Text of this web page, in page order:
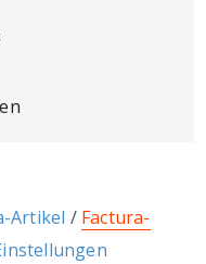
Artikel / Factura-